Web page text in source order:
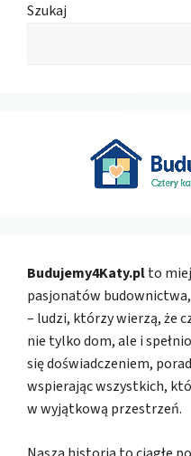
Szukaj
Budujemy4Katy.plto
pasjonatów
– ludzi, którzy wierzą, że
nie tylko dom, ale i
się doświadczeniem,
wspierając wszystkich,
w wyjątkową przestrzeń.